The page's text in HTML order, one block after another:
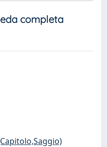
completa